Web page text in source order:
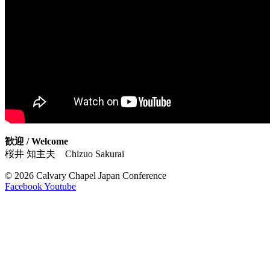
歓迎 / Welcome
桜井 知主夫 Chizuo Sakurai
© 2026 Calvary Chapel Japan Conference
FacebookYoutube